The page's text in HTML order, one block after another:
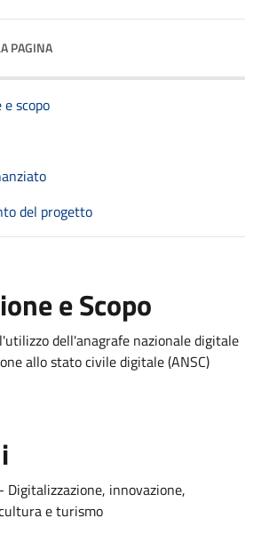
PAGINA
scopo
del progetto
e Scopo
dell'anagrafe nazionale digitale
allo stato civile digitale (ANSC)
Digitalizzazione, innovazione,
e turismo